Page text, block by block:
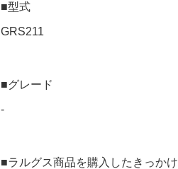
■型式
GRS211
■グレード
-
■ラルグス商品を購入したきっかけ